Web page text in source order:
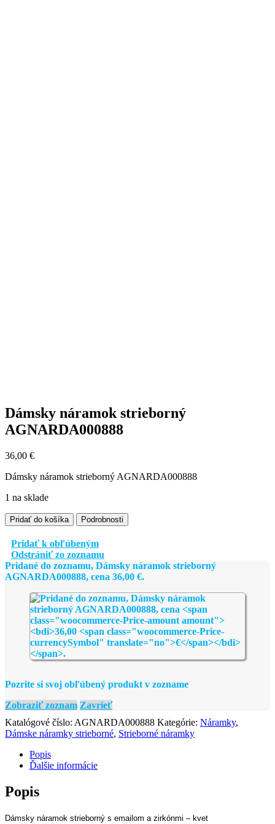
Dámsky náramok strieborný
AGNARDA000888
36,00 €
Dámsky náramok strieborný AGNARDA000888
1 na sklade
množstvo
Dámsky
náramok
strieborný
AGNARDA000888
Pridať do košíka Podrobnosti
Pridať k obľúbeným
Odstrániť zo zoznamu
Pridané do zoznamu, Dámsky náramok strieborný
AGNARDA000888, cena 36,00 €.
Pozrite si svoj obľúbený produkt v zozname
Zobraziť zoznam Zavrieť
Katalógové číslo: AGNARDA000888 Kategórie: Náramky,
Dámske náramky strieborné, Strieborné náramky
Popis
Ďalšie informácie
Popis
Dámsky náramok strieborný s emailom a zirkónmi – kvet